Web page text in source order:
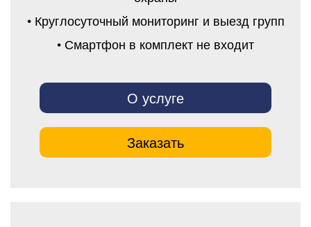
• Круглосуточный мониторинг и выезд групп
• Смартфон в комплект не входит
О услуге
Заказать